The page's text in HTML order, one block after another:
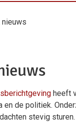
nieuws
heeft
en de politiek.
stevig sturen.